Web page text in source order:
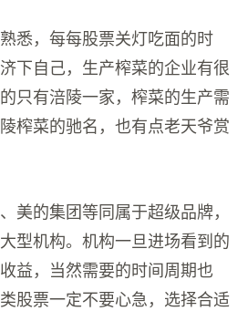
悉，每每股票关灯吃面的时
下自己，生产榨菜的企业有很
只有涪陵一家，榨菜的生产需
榨菜的驰名，也有点老天爷赏
美的集团等同属于超级品牌，
型机构。机构一旦进场看到的
益，当然需要的时间周期也
股票一定不要心急，选择合适